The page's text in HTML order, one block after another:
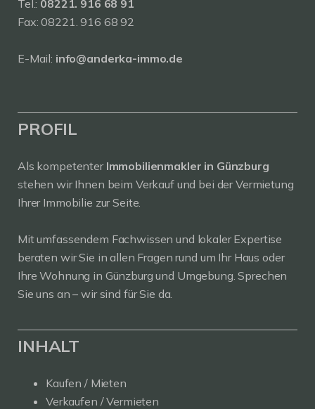
Tel.: 08221. 916 68 91
Fax: 08221. 916 68 92
E-Mail: info@anderka-immo.de
PROFIL
Als kompetenter Immobilienmakler in Günzburg
stehen wir Ihnen beim Verkauf und bei der Vermietung
Ihrer Immobilie zur Seite.
Mit umfassendem Fachwissen und lokaler Expertise
beraten wir Sie in allen Fragen rund um Ihr Haus oder
Ihre Wohnung in Günzburg und Umgebung. Sprechen
Sie uns an – wir sind für Sie da.
INHALT
Kaufen / Mieten
Verkaufen / Vermieten